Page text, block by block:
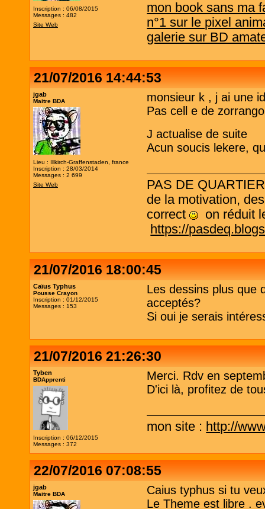
Inscription : 06/08/2015
Messages : 482
Site Web
mon book sans ma
n°1 sur le pixel
galerie sur BD
21/07/2016 14:44:53
jgab
Maitre BDA
Lieu : Illkirch-Graffenstaden, france
Inscription : 28/03/2014
Messages : 2 699
Site Web
monsieur k , j ai une
Pas cell e de
J actualise de suite
Acun soucis lekere,
PAS DE
de la motivation,
correct
on réduit
https://
21/07/2016 18:00:45
Caïus Typhus
Pousse Crayon
Inscription : 01/12/2015
Messages : 153
Les dessins plus que
acceptés?
Si oui je serais
21/07/2016 21:26:30
Tyben
BDApprenti
Inscription : 06/12/2015
Messages : 372
Merci. Rdv en
D'ici là, profitez de
mon site : http://
22/07/2016 07:08:55
jgab
Maitre BDA
Caius typhus si tu
Le Theme est libre .